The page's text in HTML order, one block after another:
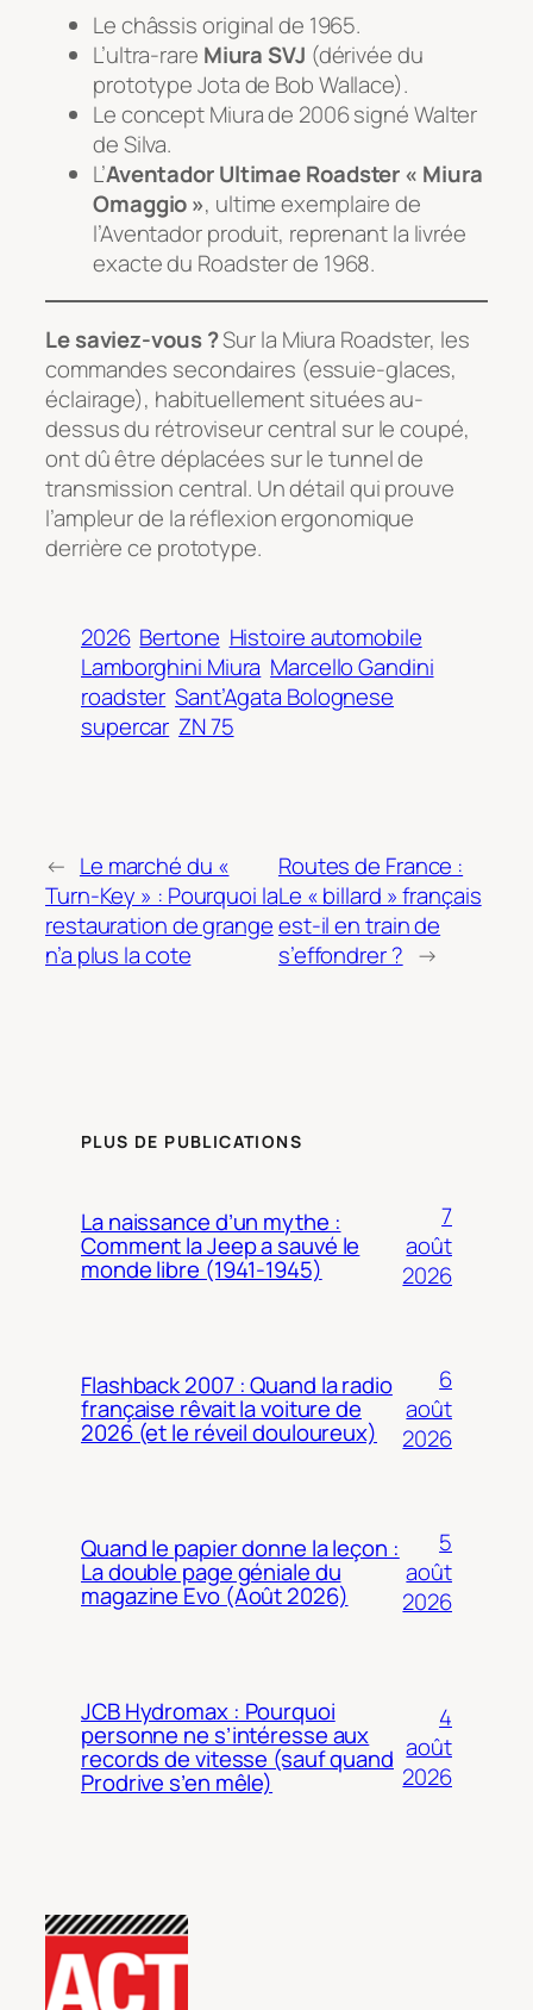
Le châssis original de 1965.
L’ultra-rare Miura SVJ (dérivée du
prototype Jota de Bob Wallace).
Le concept Miura de 2006 signé Walter
de Silva.
L’Aventador Ultimae Roadster « Miura
Omaggio », ultime exemplaire de
l’Aventador produit, reprenant la livrée
exacte du Roadster de 1968.
Le saviez-vous ?Sur la Miura Roadster, les
commandes secondaires (essuie-glaces,
éclairage), habituellement situées au-
dessus du rétroviseur central sur le coupé,
ont dû être déplacées sur le tunnel de
transmission central. Un détail qui prouve
l’ampleur de la réflexion ergonomique
derrière ce prototype.
2026 Bertone Histoire automobile
Lamborghini Miura Marcello Gandini
roadster Sant’Agata Bolognese
supercar ZN 75
← Le marché du «
Turn-Key » : Pourquoi la
restauration de grange
n’a plus la cote
Routes de France :
Le « billard » français
est-il en train de
s’effondrer ? →
PLUS DE PUBLICATIONS
La naissance d’un mythe :
Comment la Jeep a sauvé le
monde libre (1941-1945)
7
août
2026
Flashback 2007 : Quand la radio
française rêvait la voiture de
2026 (et le réveil douloureux)
6
août
2026
Quand le papier donne la leçon :
La double page géniale du
magazine Evo (Août 2026)
5
août
2026
JCB Hydromax : Pourquoi
personne ne s’intéresse aux
records de vitesse (sauf quand
Prodrive s’en mêle)
4
août
2026